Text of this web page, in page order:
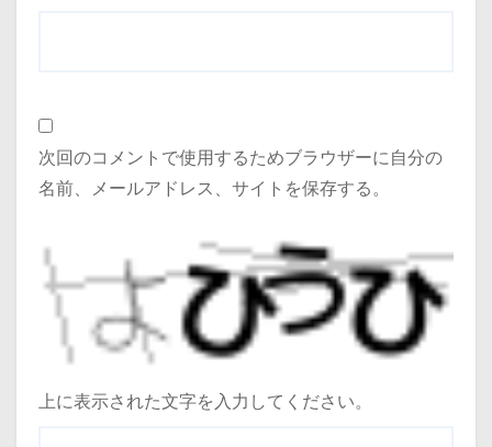
次回のコメントで使用するためブラウザーに自分の
名前、メールアドレス、サイトを保存する。
上に表示された文字を入力してください。